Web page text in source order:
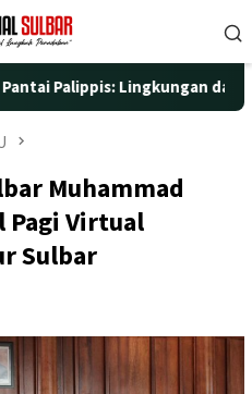
Lingkungan dan
Muhammad
Pagi Virtual
Sulbar